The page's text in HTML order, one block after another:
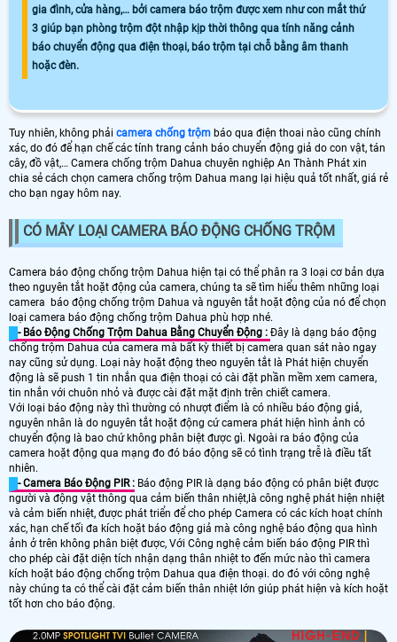
gia đình, cửa hàng,… bởi camera báo trộm được xem như con mắt thứ
3 giúp bạn phòng trộm đột nhập kịp thời thông qua tính năng cảnh
báo chuyển động qua điện thoại, báo trộm tại chỗ bằng âm thanh
hoặc đèn.
Tuy nhiên, không phải camera chống trộm báo qua điện thoai nào cũng chính
xác, do đó để hạn chế các tính trang cảnh báo chuyển động giả do con vật, tán
cây, đồ vật,… Camera chống trộm Dahua chuyên nghiệp An Thành Phát xin
chia sẻ cách chọn camera chống trộm Dahua mang lại hiệu quả tốt nhất, giá rẻ
cho bạn ngay hôm nay.
CÓ MÂY LOẠI CAMERA BÁO ĐỘNG CHỐNG TRỘM
Camera báo động chống trộm Dahua hiện tại có thể phân ra 3 loại cơ bản dựa
theo nguyên tắt hoặt động của camera, chúng ta sẽ tìm hiểu thêm những loại
camera báo động chống trộm Dahua và nguyên tắt hoặt động của nó để chọn
loại camera báo động chống trộm Dahua phù hợp nhé.
- Báo Động Chống Trộm Dahua Bằng Chuyển Động : Đây là dạng báo động
chống trộm Dahua của camera mà bất kỳ thiết bị camera quan sát nào ngay
nay cũng sử dụng. Loại này hoặt động theo nguyên tắt là Phát hiện chuyển
động là sẽ push 1 tin nhắn qua điện thoại có cài đặt phần mềm xem camera,
tin nhắn với chuôn nhỏ và được cài đặt mặt định trên chiết camera.
Với loại báo động này thì thường có nhượt điểm là có nhiều báo động giả,
nguyên nhân là do nguyên tắt hoặt động cứ camera phát hiện hình ảnh có
chuyển động là bao chứ không phân biệt được gì. Ngoài ra báo động của
camera hoặt động qua mạng đo đó báo động sẽ có tình trạng trễ là điều tất
nhiên.
- Camera Báo Động PIR : Báo động PIR là dạng báo động có phân biệt được
người và động vật thông qua cảm biến thân nhiệt,là công nghệ phát hiện nhiệt
và cảm biến nhiệt, được phát triển để cho phép Camera có các kích hoạt chính
xác, hạn chế tối đa kích hoặt báo động giả mà công nghệ báo động qua hình
ảnh ở trên không phân biệt được, Với Công nghệ cảm biến báo động PIR thì
cho phép cài đặt diện tích nhận dạng thân nhiệt to đến mức nào thì camera
kích hoặt báo động chống trộm Dahua qua điện thoại. do đó với công nghệ
này chúng ta có thể cài đặt cảm biến thân nhiệt lớn giúp phát hiện và kích hoặt
tốt hơn cho báo động.